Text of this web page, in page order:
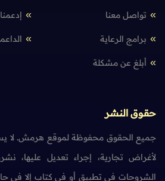
تواصل معنا
برامج الرعاية
أبلغ عن مشكلة
حقوق النشر
جميع الحقوق محفوظة لموقع هرمش. لا
لأغراض تجارية، إجراء تعديل عليها،
الشروحات في تطبيق أو في كتاب إلا في